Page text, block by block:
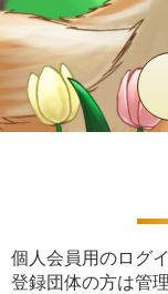
個人会員用のログ
登録団体の方は管